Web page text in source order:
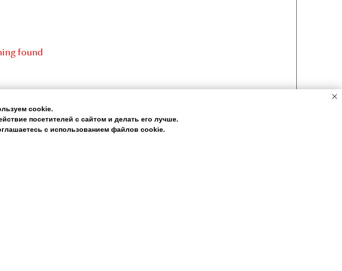
found
cookie.
посетителей с сайтом и делать его лучше.
с использованием файлов cookie.